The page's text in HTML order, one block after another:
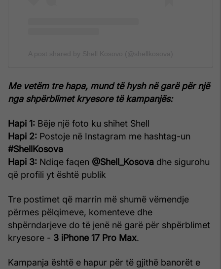
Me vetëm tre hapa, mund të hysh në garë për një
nga shpërblimet kryesore të kampanjës:
Hapi 1: Bëje një foto ku shihet Shell
Hapi 2: Postoje në Instagram me hashtag-un
#ShellKosova
Hapi 3: Ndiqe faqen @Shell_Kosova dhe sigurohu
që profili yt është publik
Tre postimet që marrin më shumë vëmendje
përmes pëlqimeve, komenteve dhe
shpërndarjeve do të jenë në garë për shpërblimet
kryesore - 3 iPhone 17 Pro Max.
Kampanja është e hapur për të gjithë banorët e